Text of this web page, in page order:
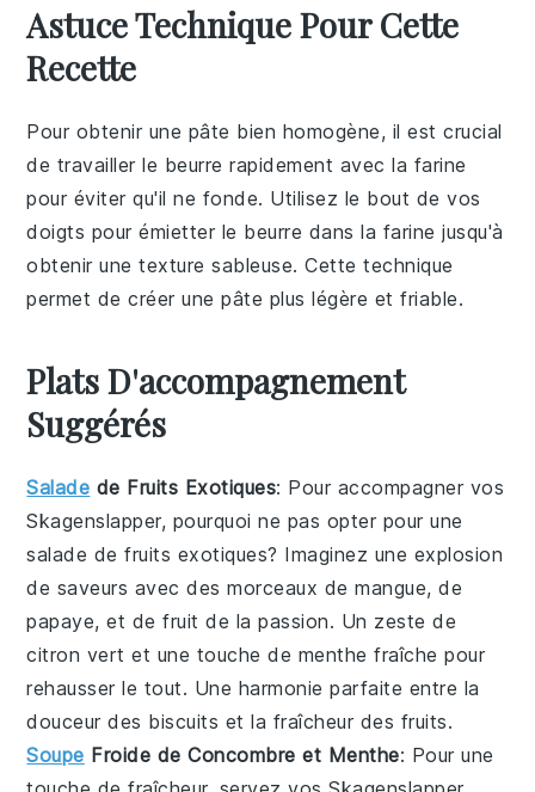
Astuce Technique Pour Cette
Recette
Pour obtenir une pâte bien homogène, il est crucial
de travailler le beurre rapidement avec la farine
pour éviter qu'il ne fonde. Utilisez le bout de vos
doigts pour émietter le beurre dans la farine jusqu'à
obtenir une texture sableuse. Cette technique
permet de créer une pâte plus légère et friable.
Plats D'accompagnement
Suggérés
Salade de Fruits Exotiques: Pour accompagner vos
Skagenslapper, pourquoi ne pas opter pour une
salade de fruits exotiques? Imaginez une explosion
de saveurs avec des morceaux demangue, de
papaye, et defruit de la passion. Un zeste de
citron vert et une touche de menthe fraîche pour
rehausser le tout. Une harmonie parfaite entre la
douceur des biscuits et la fraîcheur des fruits.
Soupe Froide de Concombre et Menthe: Pour une